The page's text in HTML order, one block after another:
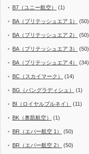
B7（ユニー航空） (1)
BA（ブリテッシュエア 1） (50)
BA（ブリテッシュエア 2） (50)
BA（ブリテッシュエア 3） (50)
BA（ブリテッシュエア 4） (34)
BC（スカイマーク） (14)
BG（バングラディシュ） (1)
BI（ロイヤルブルネイ） (11)
BK（奥凱航空） (1)
BR（エバー航空 1） (50)
BR（エバー航空 2） (50)